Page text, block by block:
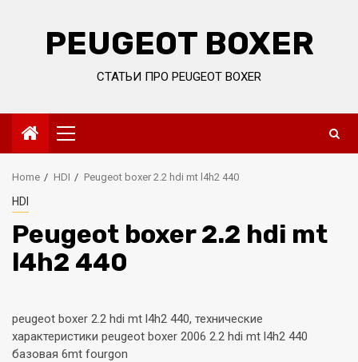
PEUGEOT BOXER
СТАТЬИ ПРО PEUGEOT BOXER
Primary
Menu
Home HDI Peugeot boxer 2.2 hdi mt l4h2 440
HDI
Peugeot boxer 2.2 hdi mt
l4h2 440
peugeot boxer 2.2 hdi mt l4h2 440, технические
характеристики peugeot boxer 2006 2.2 hdi mt l4h2 440
базовая 6mt fourgon